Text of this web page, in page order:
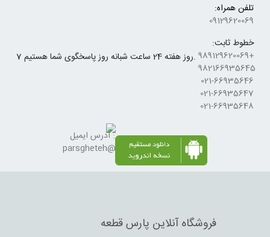
7 روز هفته 24 ساعت شبانه روز پاسخگوی شما هستیم.
تلفن همراه:
09129620069
خطوط ثابت:
+989129620069
982166935645
021-66935646
021-66935647
021-66935648
آدرس ایمیل :
parsgheteh@gmail.com
فروشگاه آنلاین پارس قطعه